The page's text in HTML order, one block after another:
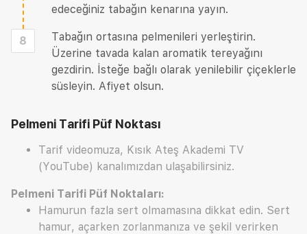
edeceğiniz tabağın kenarına yayın.
8
Tabağın ortasına pelmenileri yerleştirin.
Üzerine tavada kalan aromatik tereyağını
gezdirin. İsteğe bağlı olarak yenilebilir çiçeklerle
süsleyin. Afiyet olsun.
Pelmeni Tarifi Püf Noktası
Tarif videomuza, Kısık Ateş Akademi TV
(YouTube) kanalımızdan ulaşabilirsiniz.
Pelmeni Tarifi Püf Noktaları:
Hamurun fazla sert olmamasına dikkat edin. Sert
hamur, açarken zorlanmanıza ve şekil verirken